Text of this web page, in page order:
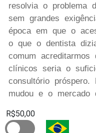
resolvia o problema
sem grandes
época em que o
o que o dentista
comum acreditarmos
clínicos seria o
consultório
mudou e o mercado
R$50,00